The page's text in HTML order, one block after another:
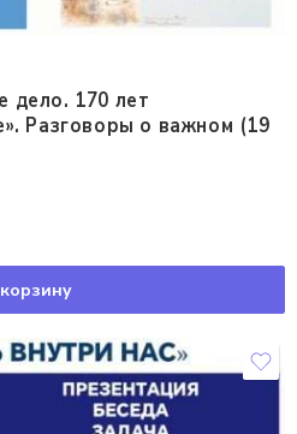
дело. 170 лет
Разговоры о важном (19